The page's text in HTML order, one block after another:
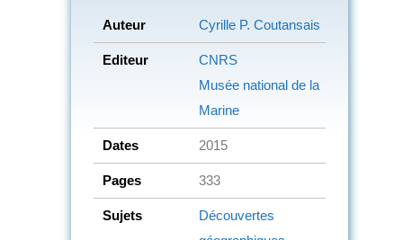
Auteur Cyrille P. Coutansais
Editeur
CNRS
Musée national de la
Marine
Dates 2015
Pages 333
Sujets
Découvertes